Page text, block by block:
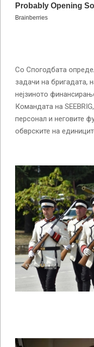
Со Спогодбата
задачи на бригадата,
нејзиното
Командата на
персонал и неговите
обврските на